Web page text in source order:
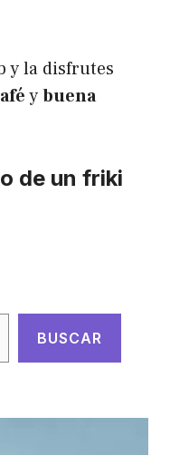
y la disfrutes
ybuena
de un friki
BUSCAR